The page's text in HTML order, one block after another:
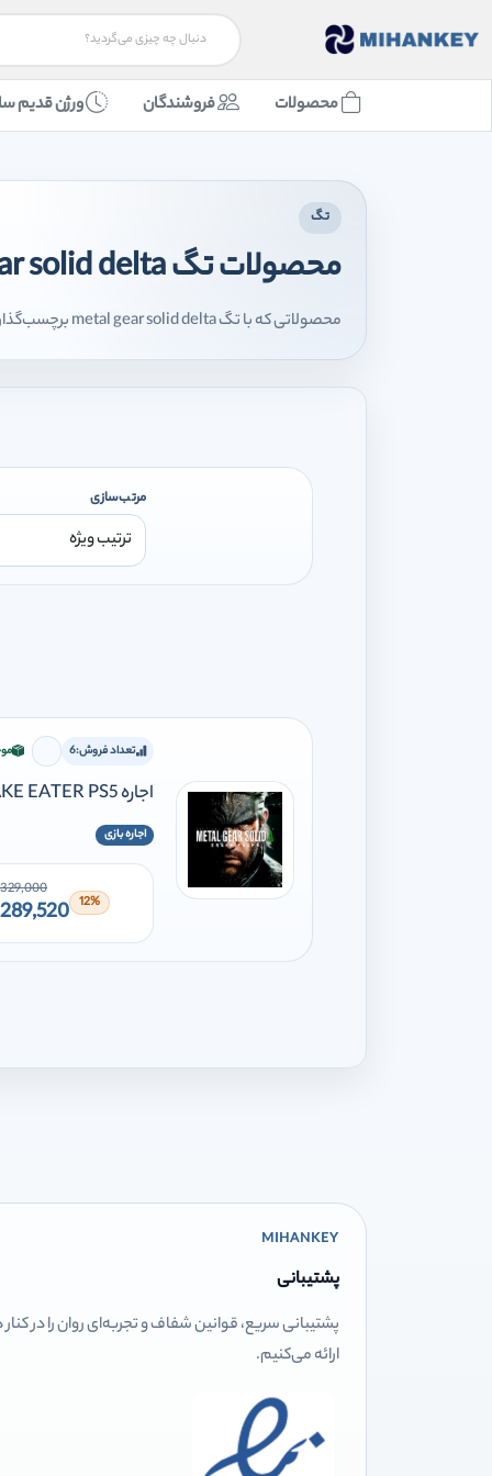
محصولات فروشندگان ورژن قدیم
تگ
محصولات تگ metal gear solid delta
محصولاتی که با تگ metal gear solid delta برچسب‌گذاری شده‌اند را اینجا مشاهده می‌کنید.
مرتب‌سازی
تعداد فروش:6 برای
اجاره METAL GEAR SOLID Δ: SNAKE EATER PS5
اجاره بازی
12%
329,000
289,520
MIHANKEY
پشتیبانی
پشتیبانی سریع، قوانین شفاف و تجربه‌ای روان را در
ارائه می‌کنیم.